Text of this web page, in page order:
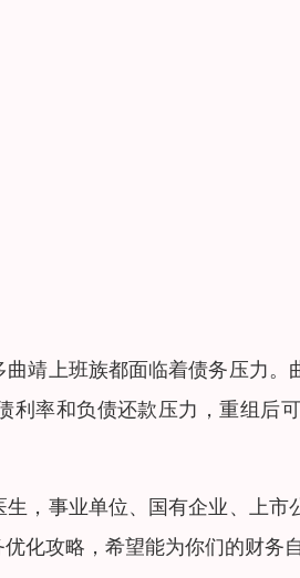
靖上班族都面临着债务压力
利率和负债还款压力，重组后
，事业单位、国有企业、上
化攻略，希望能为你们的财务